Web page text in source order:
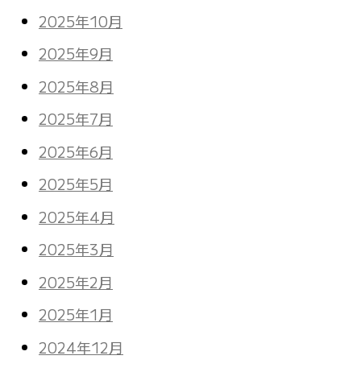
2025年10月
2025年9月
2025年8月
2025年7月
2025年6月
2025年5月
2025年4月
2025年3月
2025年2月
2025年1月
2024年12月